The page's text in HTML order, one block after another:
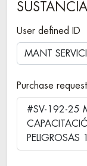
User defined ID
Purchase request
#SV-192-25